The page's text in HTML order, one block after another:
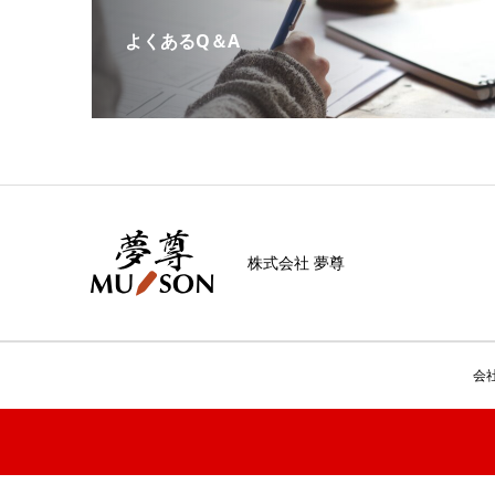
よくあるQ＆A
株式会社 夢尊
会